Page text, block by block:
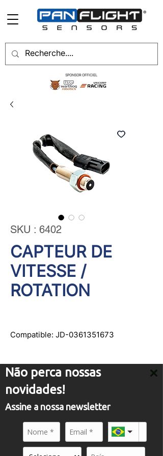
Não perca nossas
novidades!
Assine a nossa newsletter
SPONSOR OFFICIEL
SKU : 6402
CAPTEUR DE
VITESSE /
ROTATION
Compatible: JD-0361351673
SERVICE
+55 (19) 3437-2010
+55 (19) 97155-8740